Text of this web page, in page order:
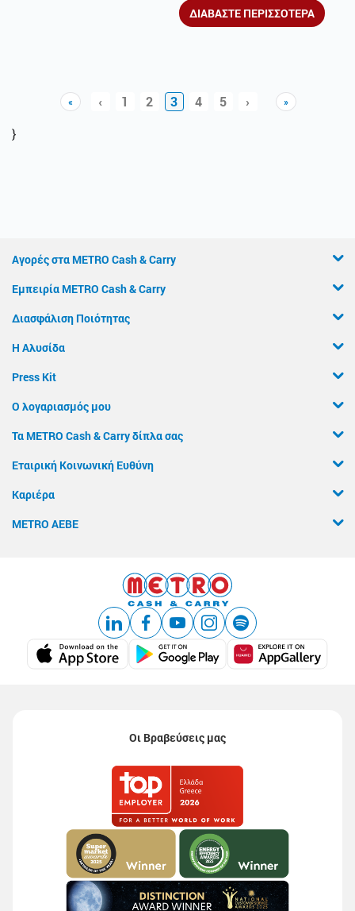
ΔΙΑΒΑΣΤΕ ΠΕΡΙΣΣΟΤΕΡΑ
«Previous‹Previous
1 2 3 4 5 ›Next »Next
}
Αγορές στα METRO Cash & Carry
Εμπειρία METRO Cash & Carry
Διασφάλιση Ποιότητας
Η Αλυσίδα
Press Kit
Ο λογαριασμός μου
Τα METRO Cash & Carry δίπλα σας
Εταιρική Κοινωνική Ευθύνη
Καριέρα
METRO ΑΕΒΕ
Οι Βραβεύσεις μας